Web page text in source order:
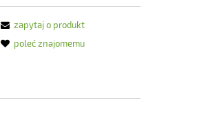
zapytaj o produkt
poleć znajomemu